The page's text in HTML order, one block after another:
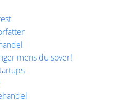
mens du sover!